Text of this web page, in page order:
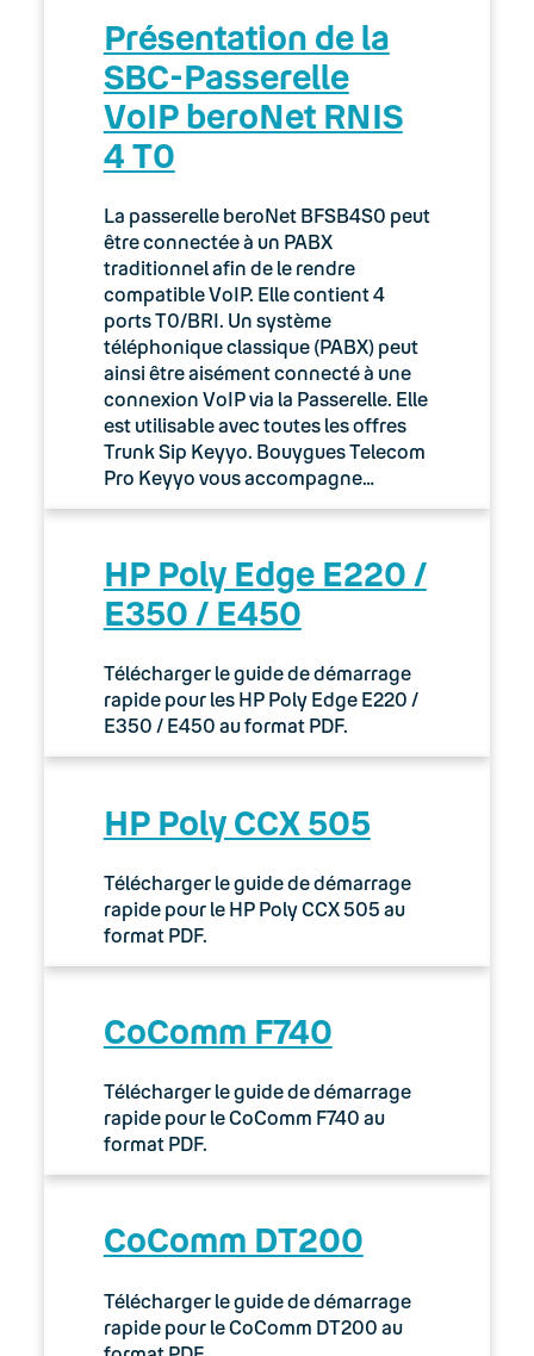
Présentation de la
SBC-Passerelle
VoIP beroNet RNIS
4 T0
La passerelle beroNet BFSB4S0 peut
être connectée à un PABX
traditionnel afin de le rendre
compatible VoIP. Elle contient 4
ports T0/BRI. Un système
téléphonique classique (PABX) peut
ainsi être aisément connecté à une
connexion VoIP via la Passerelle. Elle
est utilisable avec toutes les offres
Trunk Sip Keyyo. Bouygues Telecom
Pro Keyyo vous accompagne…
HP Poly Edge E220 /
E350 / E450
Télécharger le guide de démarrage
rapide pour les HP Poly Edge E220 /
E350 / E450 au format PDF.
HP Poly CCX 505
Télécharger le guide de démarrage
rapide pour le HP Poly CCX 505 au
format PDF.
CoComm F740
Télécharger le guide de démarrage
rapide pour le CoComm F740 au
format PDF.
CoComm DT200
Télécharger le guide de démarrage
rapide pour le CoComm DT200 au